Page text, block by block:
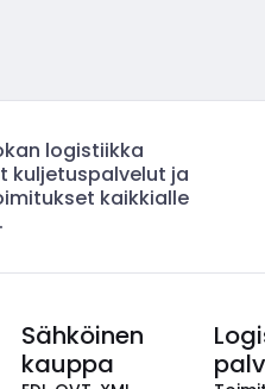
logistiikka
kuljetuspalvelut ja
kaikkialle
Sähköinen
kauppa